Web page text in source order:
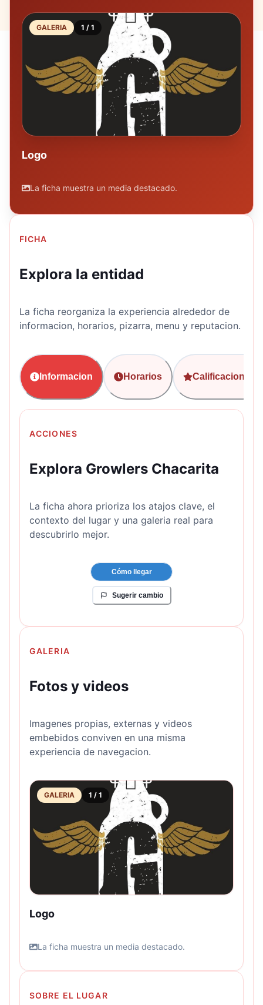
GALERIA 1 / 1
Logo
La ficha muestra un media destacado.
FICHA
Explora la entidad
La ficha reorganiza la experiencia alrededor de
informacion, horarios, pizarra, menu y reputacion.
Informacion Horarios Calificaciones
ACCIONES
Explora Growlers Chacarita
La ficha ahora prioriza los atajos clave, el
contexto del lugar y una galeria real para
descubrirlo mejor.
Cómo llegar
Sugerir cambio
GALERIA
Fotos y videos
Imagenes propias, externas y videos
embebidos conviven en una misma
experiencia de navegacion.
GALERIA 1 / 1
Logo
La ficha muestra un media destacado.
SOBRE EL LUGAR